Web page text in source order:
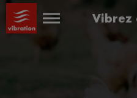
Vibrez